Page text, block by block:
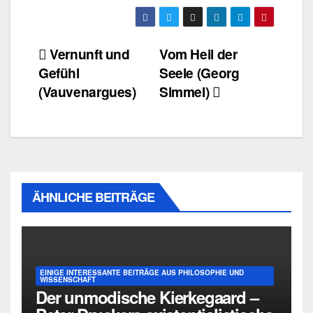
Beitragsnavigation
Vom Heil der
Seele (Georg
Simmel)
Vernunft und
Gefühl
(Vauvenargues)
ÄHNLICHE BEITRÄGE
EINIGE INTERESSANTE BEITRÄGE AUS PHILOSOPHIE UND
WISSENSCHAFT
Der unmodische Kierkegaard –